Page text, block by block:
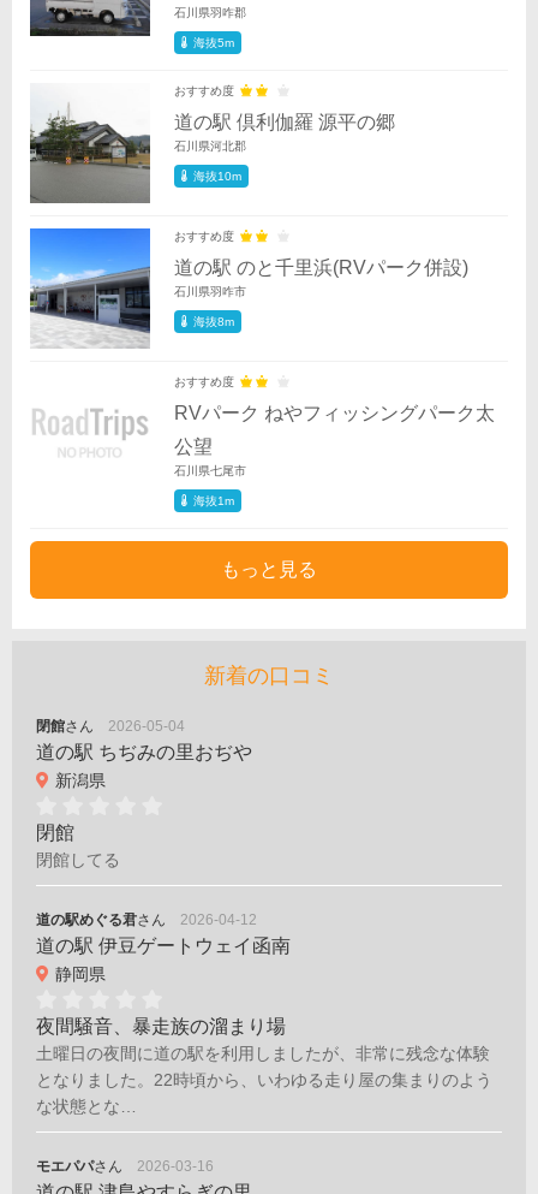
石川県羽咋郡
海抜5m
おすすめ度
道の駅 倶利伽羅 源平の郷
石川県河北郡
海抜10m
おすすめ度
道の駅 のと千里浜(RVパーク併設)
石川県羽咋市
海抜8m
おすすめ度
RVパーク ねやフィッシングパーク太
公望
石川県七尾市
海抜1m
もっと見る
新着の口コミ
閉館さん 2026-05-04
道の駅 ちぢみの里おぢや
新潟県
閉館
閉館してる
道の駅めぐる君さん 2026-04-12
道の駅 伊豆ゲートウェイ函南
静岡県
夜間騒音、暴走族の溜まり場
土曜日の夜間に道の駅を利用しましたが、非常に残念な体験
となりました。22時頃から、いわゆる走り屋の集まりのよう
な状態とな…
モエパパさん 2026-03-16